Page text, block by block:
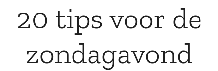
20 tips voor de
zondagavond